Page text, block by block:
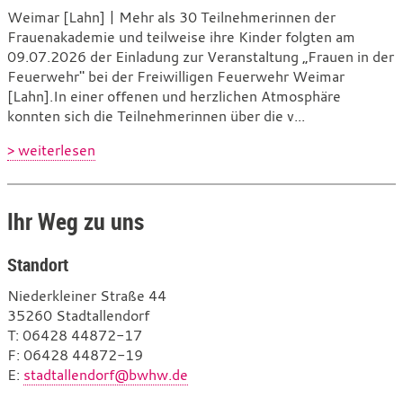
Weimar [Lahn] | Mehr als 30 Teilnehmerinnen der
Frauenakademie und teilweise ihre Kinder folgten am
09.07.2026 der Einladung zur Veranstaltung „Frauen in der
Feuerwehr" bei der Freiwilligen Feuerwehr Weimar
[Lahn].In einer offenen und herzlichen Atmosphäre
konnten sich die Teilnehmerinnen über die v...
> weiterlesen
Ihr Weg zu uns
Standort
Niederkleiner Straße 44
35260 Stadtallendorf
Te
l
e
: 06428 44872-17
Fa
x
: 06428 44872-19
E-: stadtallendorf@bwhw.de